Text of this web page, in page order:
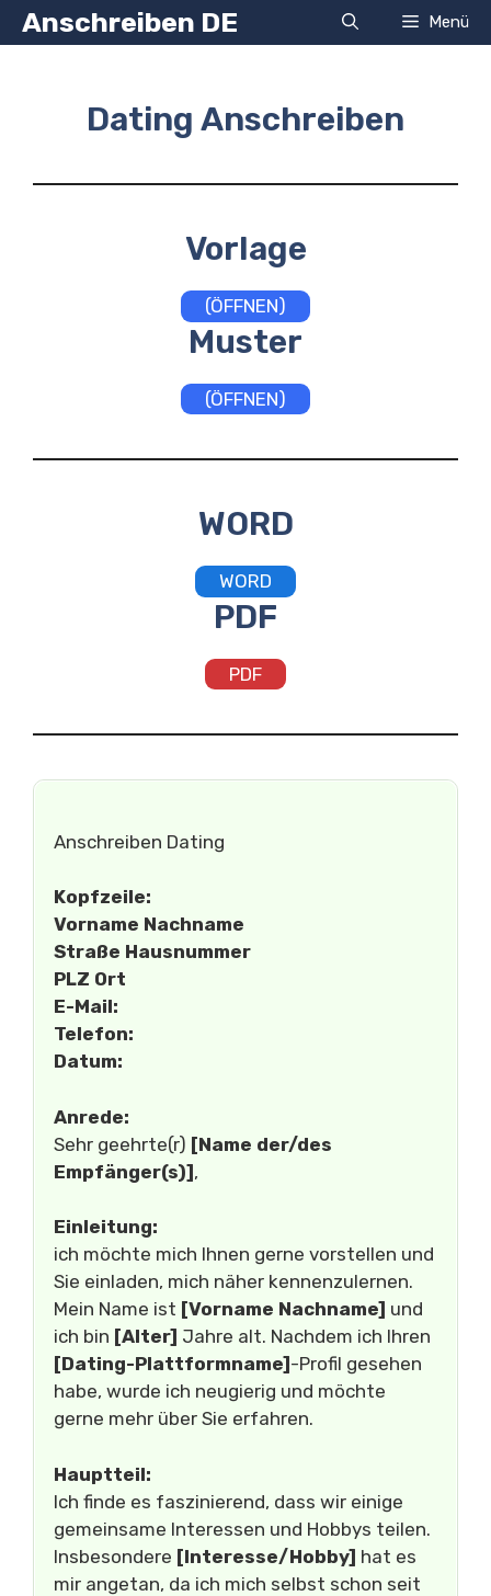
Zum
Inhalt
Anschreiben DE Menü
Dating Anschreiben
Vorlage
(ÖFFNEN)
Muster
(ÖFFNEN)
WORD
WORD
PDF
PDF
Anschreiben Dating
Kopfzeile:
Vorname Nachname
Straße Hausnummer
PLZ Ort
E-Mail:
Telefon:
Datum:
Anrede:
Sehr geehrte(r) [Name der/des
Empfänger(s)],
Einleitung:
ich möchte mich Ihnen gerne vorstellen und
Sie einladen, mich näher kennenzulernen.
Mein Name ist [Vorname Nachname] und
ich bin [Alter] Jahre alt. Nachdem ich Ihren
[Dating-Plattformname] -Profil gesehen
habe, wurde ich neugierig und möchte
gerne mehr über Sie erfahren.
Hauptteil:
Ich finde es faszinierend, dass wir einige
gemeinsame Interessen und Hobbys teilen.
Insbesondere [Interesse/Hobby] hat es
mir angetan, da ich mich selbst schon seit